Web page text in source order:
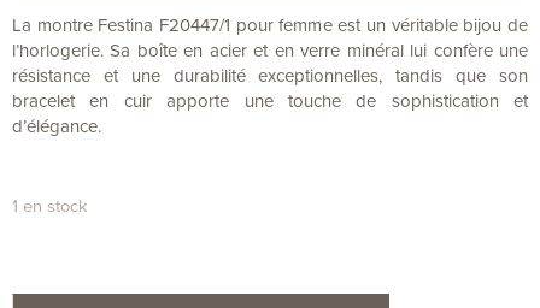
La montre Festina F20447/1 pour femme est un véritable bijou de
l’horlogerie. Sa boîte en acier et en verre minéral lui confère une
résistance et une durabilité exceptionnelles, tandis que son
bracelet en cuir apporte une touche de sophistication et
d’élégance.
1 en stock